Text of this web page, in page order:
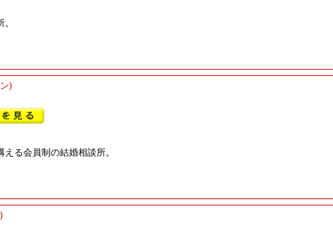
)
る会員制の結婚相談所。